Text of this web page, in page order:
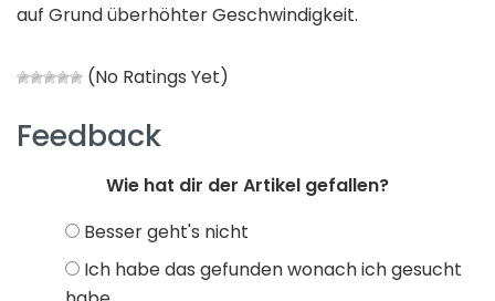
auf Grund überhöhter Geschwindigkeit.
(No Ratings Yet)
Feedback
Wie hat dir der Artikel gefallen?
Besser geht's nicht
Ich habe das gefunden wonach ich gesucht